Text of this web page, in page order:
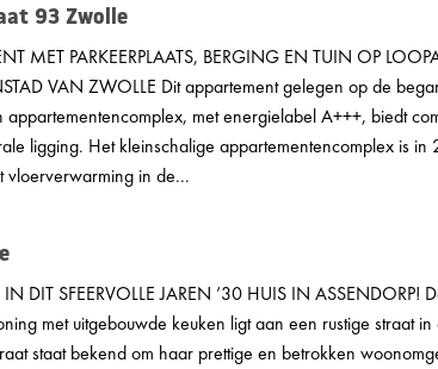
93 Zwolle
MET PARKEERPLAATS, BERGING EN TUIN OP
VAN ZWOLLE Dit appartement gelegen op de
met energielabel A+++, biedt
ligging. Het kleinschalige appartementencomplex is in
vloerverwarming in de...
DIT SFEERVOLLE JAREN ’30 HUIS IN ASSENDORP!
met uitgebouwde keuken ligt aan een rustige straat
staat bekend om haar prettige en betrokken